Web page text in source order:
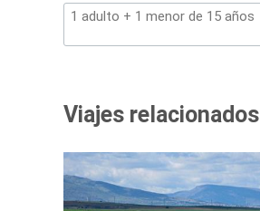
Viajes relacionados